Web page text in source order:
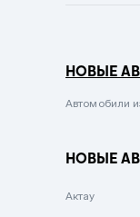
НОВЫЕ
Автомобили
НОВЫЕ
Актау